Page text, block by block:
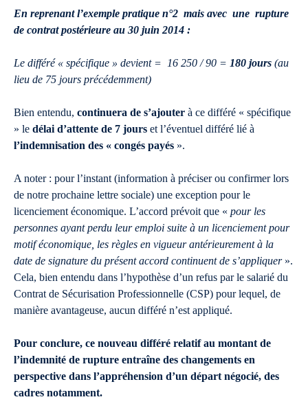
En reprenant l’exemple pratique n°2 mais avec une rupture
de contrat postérieure au 30 juin 2014 :
Le différé « spécifique » devient = 16 250 / 90 = 180 jours (au
lieu de 75 jours précédemment)
Bien entendu, continuera de s’ajouter à ce différé « spécifique
» le délai d’attente de 7 jours et l’éventuel différé lié à
l’indemnisation des « congés payés ».
A noter : pour l’instant (information à préciser ou confirmer lors
de notre prochaine lettre sociale) une exception pour le
licenciement économique. L’accord prévoit que « pour les
personnes ayant perdu leur emploi suite à un licenciement pour
motif économique, les règles en vigueur antérieurement à la
date de signature du présent accord continuent de s’appliquer».
Cela, bien entendu dans l’hypothèse d’un refus par le salarié du
Contrat de Sécurisation Professionnelle (CSP) pour lequel, de
manière avantageuse, aucun différé n’est appliqué.
Pour conclure, ce nouveau différé relatif au montant de
l’indemnité de rupture entraîne des changements en
perspective dans l’appréhension d’un départ négocié, des
cadres notamment.